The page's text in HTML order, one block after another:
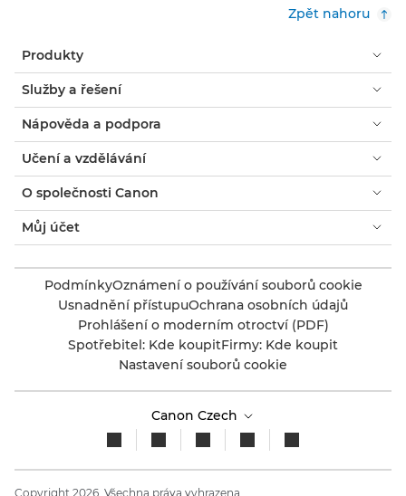
Zpět nahoru
Produkty
Služby a řešení
Nápověda a podpora
Učení a vzdělávání
O společnosti Canon
Můj účet
PodmínkyOznámení o používání souborů cookie
Usnadnění přístupuOchrana osobních údajů
Prohlášení o moderním otroctví (PDF)
Spotřebitel: Kde koupitFirmy: Kde koupit
Nastavení souborů cookie
Canon Czech
Copyright 2026. Všechna práva vyhrazena.